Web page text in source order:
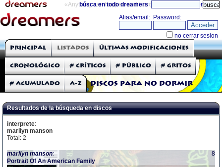
«Anything can happen and it probably will» directorio
búsca en todo dreamers
THE DREAMERS
Críticas: Discos
Discos para no dormir
Principal Listados Últimas modificaciones
Cronológico # Críticos # Público # Gritos
# Acumulado A-Z
Resultados de la búsqueda en discos
interprete:
marilyn manson
Total: 2
marilyn manson:
Portrait Of An American Family
8